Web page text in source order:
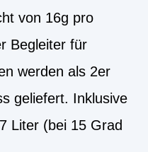
von 16g pro
Begleiter für
werden als 2er
geliefert. Inklusive
Liter (bei 15 Grad